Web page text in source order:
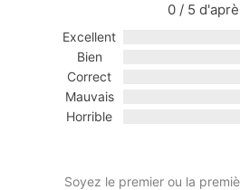
out
of
5
0 / 5
Excellent
Bien
Correct
Mauvais
Horrible
Soyez le premier ou la